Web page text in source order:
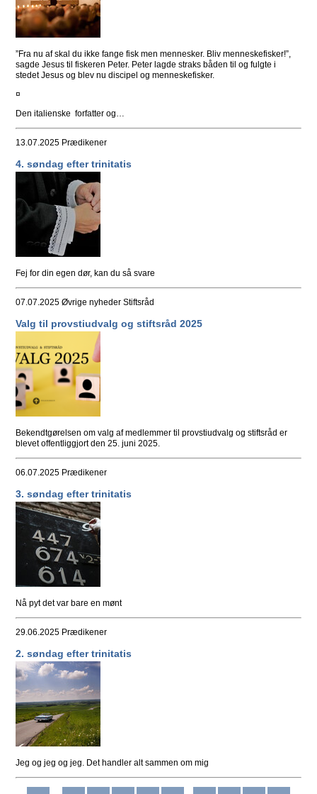
”Fra nu af skal du ikke fange fisk men mennesker. Bliv menneskefisker!”,
sagde Jesus til fiskeren Peter. Peter lagde straks båden til og fulgte i
stedet Jesus og blev nu discipel og menneskefisker.
¤
Den italienske forfatter og…
13.07.2025 Prædikener
4. søndag efter trinitatis
Fej for din egen dør, kan du så svare
07.07.2025Øvrige nyheder Stiftsråd
Valg til provstiudvalg og stiftsråd 2025
Bekendtgørelsen om valg af medlemmer til provstiudvalg og stiftsråd er
blevet offentliggjort den 25. juni 2025.
06.07.2025 Prædikener
3. søndag efter trinitatis
Nå pyt det var bare en mønt
29.06.2025 Prædikener
2. søndag efter trinitatis
Jeg og jeg og jeg. Det handler alt sammen om mig